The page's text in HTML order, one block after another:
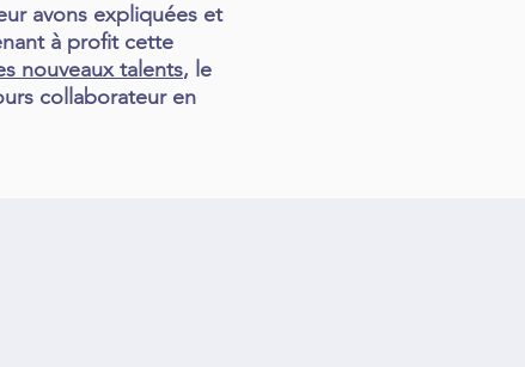
avons expliquées et
à profit cette
nouveaux talents, le
collaborateur en